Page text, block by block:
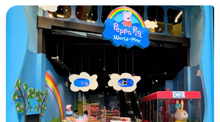
Golfplatze
-
Sportangeln
Essen
und
trinken
Veranstaltungen
Praktisch